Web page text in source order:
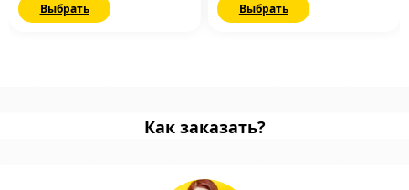
Выбрать Выбрать
Как заказать?